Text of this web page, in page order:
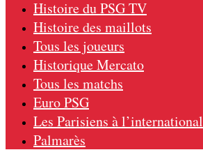
Histoire du PSG TV
Histoire des maillots
Tous les joueurs
Historique Mercato
Tous les matchs
Euro PSG
Les Parisiens à l’international
Palmarès